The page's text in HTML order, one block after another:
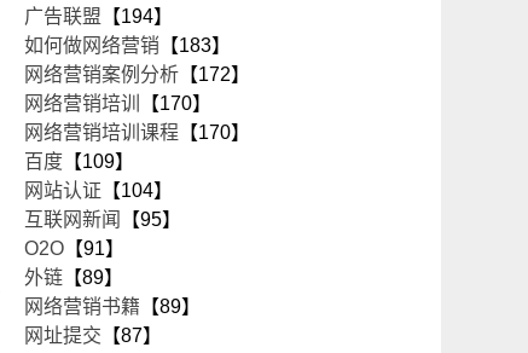
广告联盟 【194】
如何做网络营销 【183】
网络营销案例分析 【172】
网络营销培训
【170】
网络营销培训课程 【170】
百度 【109】
网站认证 【104】
互联网新闻
【95】
O2O 【91】
外链 【89】
网络营销书籍 【89】
网址提交 【87】